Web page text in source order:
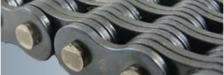
8 (499) 707 27 75
info@mt-chains.ru